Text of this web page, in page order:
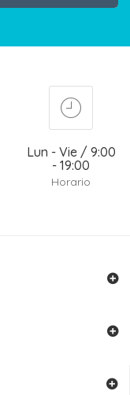
Lun - Vie / 9:00
- 19:00
Horario